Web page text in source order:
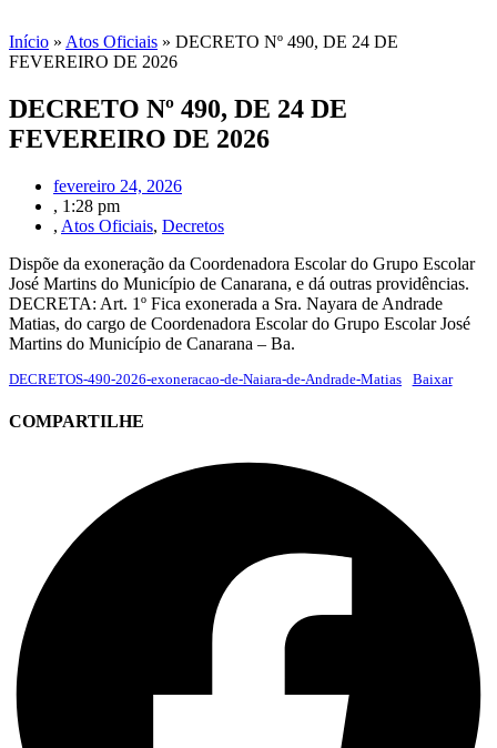
Início » Atos Oficiais » DECRETO Nº 490, DE 24 DE
FEVEREIRO DE 2026
DECRETO Nº 490, DE 24 DE
FEVEREIRO DE 2026
fevereiro 24, 2026
, 1:28 pm
, Atos Oficiais, Decretos
Dispõe da exoneração da Coordenadora Escolar do Grupo Escolar
José Martins do Município de Canarana, e dá outras providências.
DECRETA: Art. 1º Fica exonerada a Sra. Nayara de Andrade
Matias, do cargo de Coordenadora Escolar do Grupo Escolar José
Martins do Município de Canarana – Ba.
DECRETOS-490-2026-exoneracao-de-Naiara-de-Andrade-Matias Baixar
COMPARTILHE